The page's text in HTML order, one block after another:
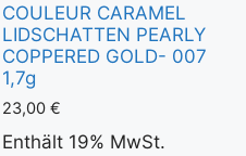
COULEUR CARAMEL
LIDSCHATTEN PEARLY
COPPERED GOLD- 007
1,7g
23,00 €
Enthält 19% MwSt.